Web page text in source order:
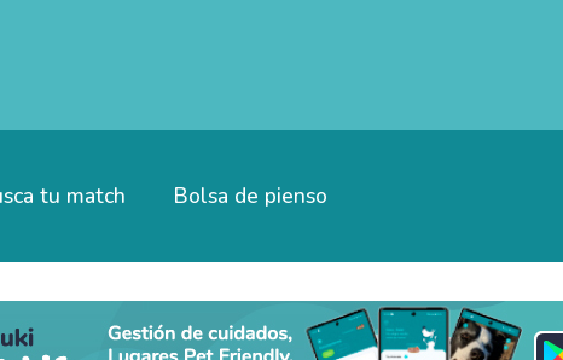
tu match Bolsa de pienso